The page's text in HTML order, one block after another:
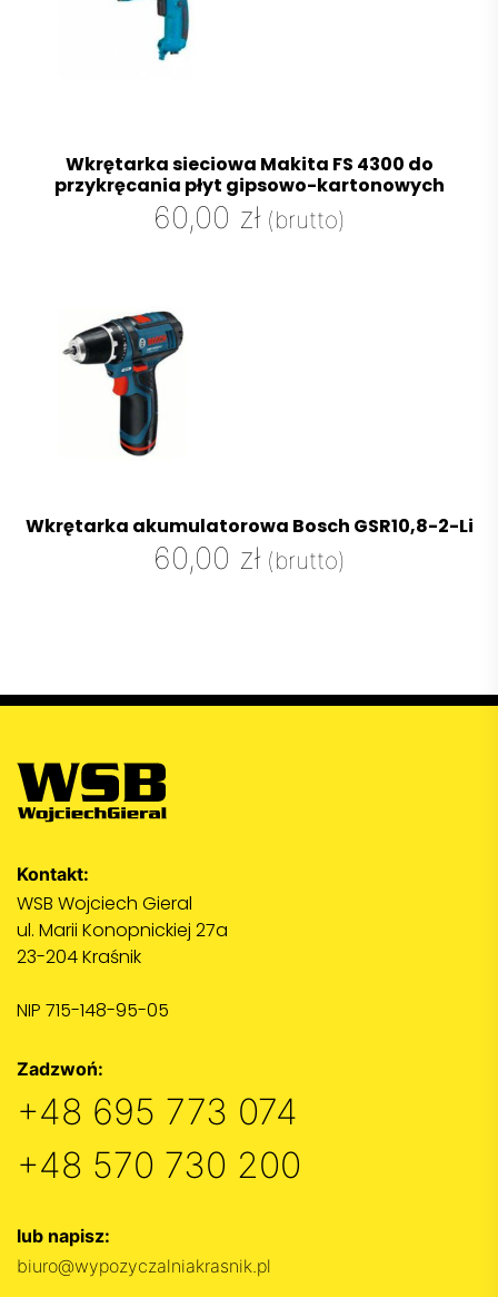
Wkrętarka sieciowa Makita FS 4300 do
przykręcania płyt gipsowo-kartonowych
60,00 zł (brutto)
Wkrętarka akumulatorowa Bosch GSR10,8-2-Li
60,00 zł (brutto)
Kontakt:
WSB Wojciech Gieral
ul. Marii Konopnickiej 27a
23-204 Kraśnik
NIP 715-148-95-05
Zadzwoń:
+48 695 773 074
+48 570 730 200
lub napisz:
biuro@wypozyczalniakrasnik.pl